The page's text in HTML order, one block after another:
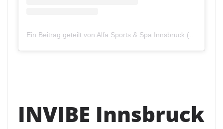
Ein Beitrag geteilt von Alfa Sports & Spa Innsbruck (@alfasports_tirol)
INVIBE Innsbruck